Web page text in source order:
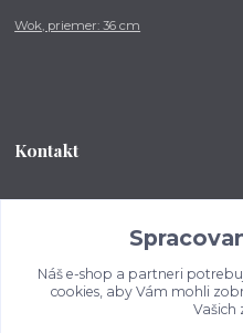
Wok, priemer: 36 cm
Kontakt
od 8:00 - do 16:00 hod
Náš e-shop a partneri
cookies, aby Vám mohli
Vašich